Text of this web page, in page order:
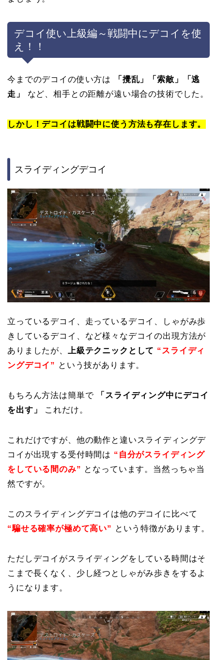
デコイ使い上級編～戦闘中にデコイを使
え！！
今までのデコイの使い方は
「攪乱」「索敵」「逃
走」 など、相手との距離が遠い場合の技術でした。
しかし！デコイは戦闘中に使う方法も存在します。
スライディングデコイ
立っているデコイ、走っているデコイ、しゃがみ歩
きしているデコイ、など様々なデコイの出現方法が
ありましたが、 上級テクニックとして “スライディ
ングデコイ” という技があります。
もちろん方法は簡単で
「スライディング中にデコイ
を出す」 これだけ。
これだけですが、他の動作と違いスライディングデ
コイが出現する受付時間は “自分がスライディング
をしている間のみ” となっています。当然っちゃ当
然ですが。
このスライディングデコイは他のデコイに比べて
“騙せる確率が極めて高い” という特徴があります。
ただしデコイがスライディングをしている時間はそ
こまで長くなく、少し経つとしゃがみ歩きをするよ
うになります。